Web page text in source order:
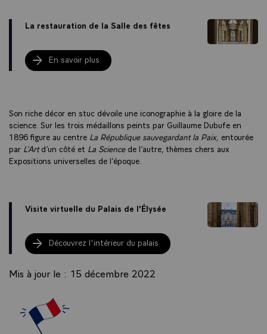
La restauration de la Salle des fêtes
En savoir plus
Son riche décor en stuc dévoile une iconographie à la gloire de la
science. Sur les trois médaillons peints par Guillaume Dubufe en
1896 figure au centre La République sauvegardant la Paix, entourée
par L’Artd’un côté et La Sciencede l’autre, thèmes chers aux
Expositions universelles de l’époque.
Visite virtuelle du Palais de l'Élysée
Découvrez l'intérieur du palais
Mis à jour le : 15 décembre 2022